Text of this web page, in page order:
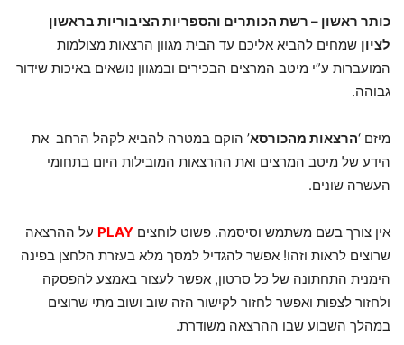
כותר ראשון – רשת הכותרים והספריות הציבוריות בראשון
לציון שמחים להביא אליכם עד הבית מגוון הרצאות מצולמות
המועברות ע”י מיטב המרצים הבכירים ובמגוון נושאים באיכות שידור
גבוהה.
מיזם ‘הרצאות מהכורסא’ הוקם במטרה להביא לקהל הרחב את
הידע של מיטב המרצים ואת ההרצאות המובילות היום בתחומי
העשרה שונים.
אין צורך בשם משתמש וסיסמה. פשוט לוחצים PLAY על ההרצאה
שרוצים לראות וזהו! אפשר להגדיל למסך מלא בעזרת הלחצן בפינה
הימנית התחתונה של כל סרטון, אפשר לעצור באמצע להפסקה
ולחזור לצפות ואפשר לחזור לקישור הזה שוב ושוב מתי שרוצים
במהלך השבוע שבו ההרצאה משודרת.